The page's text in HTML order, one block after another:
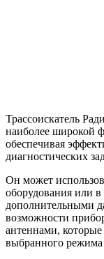
Трассоискатель
наиболее широкой
обеспечивая
диагностических
Он может
оборудования или в
дополнительными
возможности
антеннами, которые
выбранного режима